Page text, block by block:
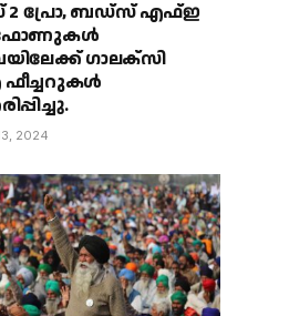
പ്രോ, ബഡ്‌സ് എഫ്ഇ
ഗാലക്‌സി
2024